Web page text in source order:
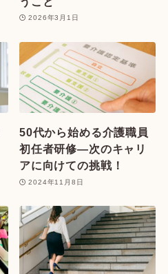
2026年3月1日
50代から始める介護職員
初任者研修—次のキャリ
アに向けての挑戦！
2024年11月8日